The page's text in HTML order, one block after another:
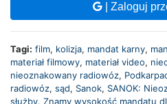
| Zaloguj
Tagi: film, kolizja, mandat karny,
materiał filmowy, materiał video,
nieoznakowany radiowóz,
radiowóz, sąd, Sanok, SANOK:
służby. Znamy wysokość mandatu